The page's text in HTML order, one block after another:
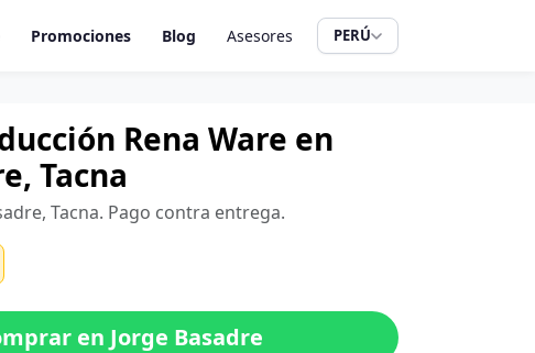
Promociones Blog Asesores PERÚ
Rena Ware en
Tacna
Tacna. Pago contra entrega.
en Jorge Basadre